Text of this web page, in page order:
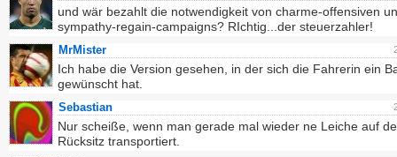
und wär bezahlt die notwendigkeit von charme-offensiven
sympathy-regain-campaigns? RIchtig...der steuerzahler!
MrMister
Ich habe die Version gesehen, in der sich die Fahrerin ein
gewünscht hat.
Sebastian
Nur scheiße, wenn man gerade mal wieder ne Leiche auf
Rücksitz transportiert.